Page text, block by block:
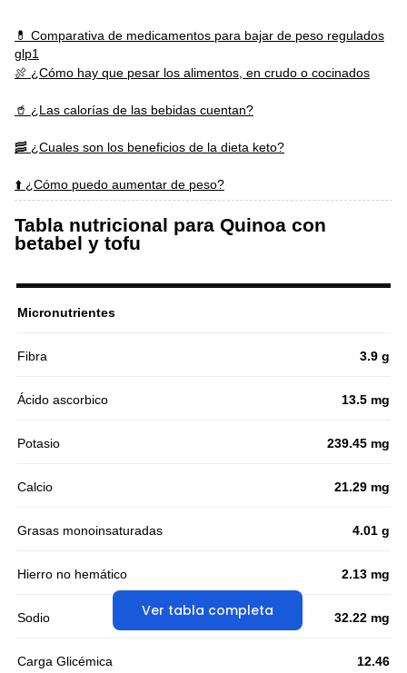
💊 Comparativa de medicamentos para bajar de peso regulados
glp1
🍖 ¿Cómo hay que pesar los alimentos, en crudo o cocinados
🥤 ¿Las calorías de las bebidas cuentan?
🥓 ¿Cuales son los beneficios de la dieta keto?
⬆️ ¿Cómo puedo aumentar de peso?
Tabla nutricional para Quinoa con
betabel y tofu
Ver tabla completa
Micronutrientes
Fibra 3.9 g
Ácido ascorbico 13.5 mg
Potasio 239.45 mg
Calcio 21.29 mg
Grasas monoinsaturadas 4.01 g
Hierro no hemático 2.13 mg
Sodio 32.22 mg
Carga Glicémica 12.46